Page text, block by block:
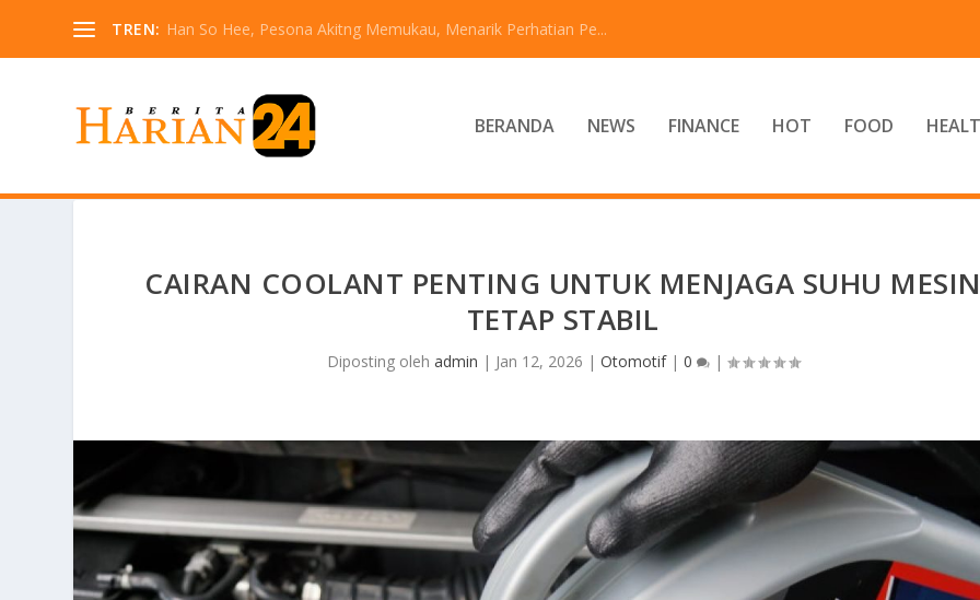
TREN: Han So Hee, Pesona Akitng Memukau, Menarik Perhatian Pe...
BERANDA NEWS FINANCE HOT FOOD
CAIRAN COOLANT PENTING UNTUK MENJAGA SUHU MESIN
TETAP STABIL
Diposting oleh admin | Jan 12, 2026 | Otomotif| 0 |